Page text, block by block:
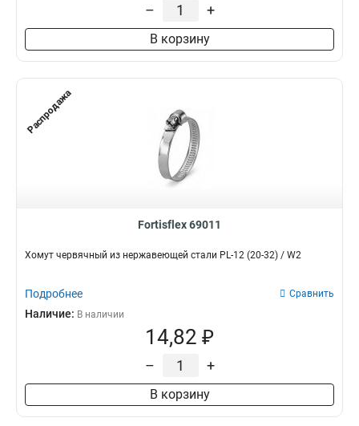
– +
В корзину
Распродажа
Fortisflex 69011
Хомут червячный из нержавеющей стали PL-12 (20-32) / W2
Подробнее Сравнить
Наличие: В наличии
14,82 ₽
– +
В корзину